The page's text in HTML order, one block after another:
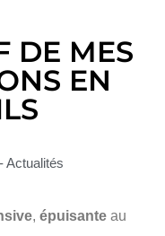
DE MES
EN
-Actualités
, épuisante au